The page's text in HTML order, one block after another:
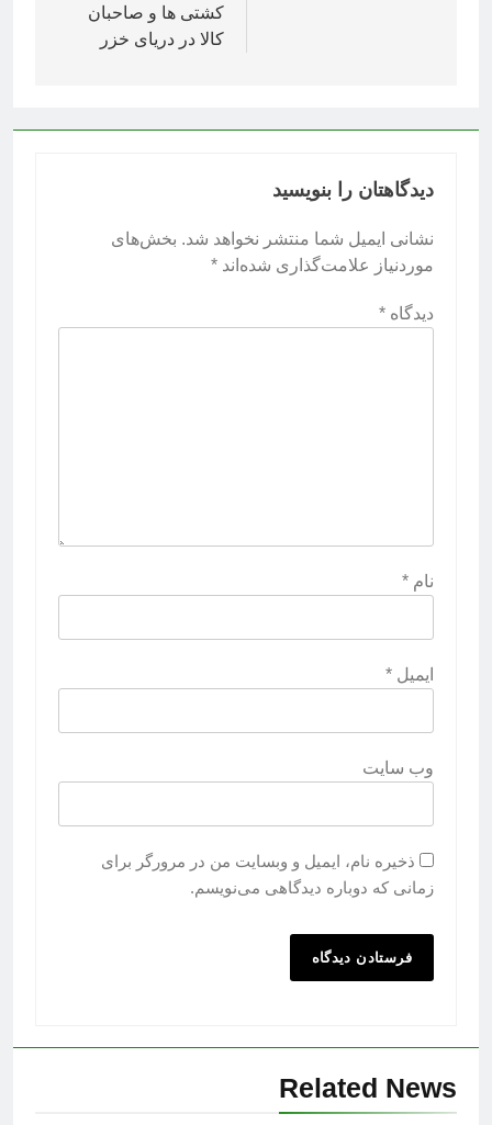
کشتی ها و صاحبان
کالا در دریای خزر
دیدگاهتان را بنویسید
نشانی ایمیل شما منتشر نخواهد شد. بخش‌های
موردنیاز علامت‌گذاری شده‌اند *
دیدگاه *
نام *
ایمیل *
وب‌ سایت
ذخیره نام، ایمیل و وبسایت من در مرورگر برای
زمانی که دوباره دیدگاهی می‌نویسم.
Related News